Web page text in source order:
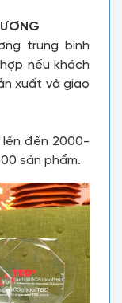
trung bình
nếu khách
xuất và giao
lến đến 2000-
sản phẩm.